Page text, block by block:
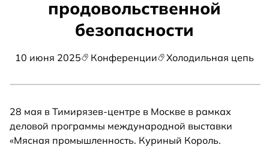
продовольственной
безопасности
10 июня 2025 Конференции Холодильная цепь
28 мая в Тимирязев-центре в Москве в рамках
деловой программы международной выставки
«Мясная промышленность. Куриный Король.